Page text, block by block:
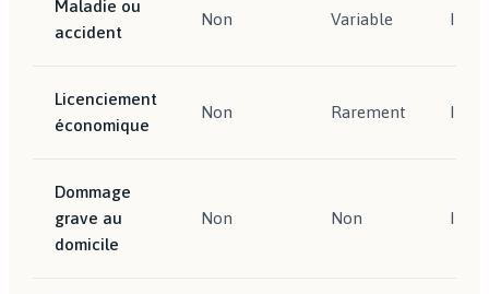
Maladie ou
accident
Non Variable
Licenciement
économique
Non Rarement
Dommage
grave au
domicile
Non Non